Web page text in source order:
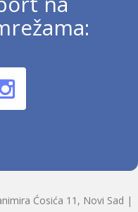
Ćosića 11, Novi Sad |